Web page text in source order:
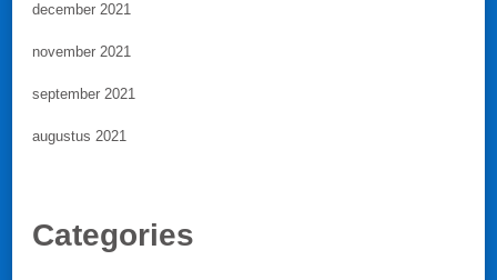
december 2021
november 2021
september 2021
augustus 2021
Categories